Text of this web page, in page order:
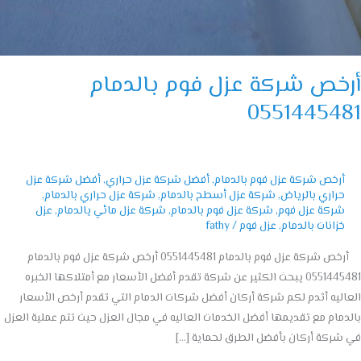
شركة عزل فوم بالدمام
أرخص شركة عزل فوم بالدمام,أفضل شركة عزل حراري,أفضل شركة عزل
حراري بالرياض,شركة عزل أسطح بالدمام,شركة عزل حراري بالدمام,
شركة عزل فوم,شركة عزل فوم بالدمام,شركة عزل مائي يالدمام,عزل
خزانات بالدمام,عزل فوم/
fathy
أرخص شركة عزل فوم بالدمام 0551445481 أرخص شركة عزل فوم بالدمام
0551445481 يبحث الكثير عن شركة تقدم أفضل الأسعار مع أمتلاكها الخبره
أثدم لكم شركة أركان أفضل شركات الدمام التي تقدم أرخص الأسعار
مع تقديمها أفضل الخدمات العاليه في مجال العزل حيث تتم عملية العزل
أركان بأفضل الطرق لحماية […]